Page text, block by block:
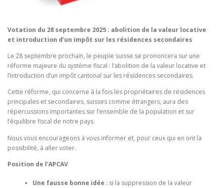
Votation du 28 septembre 2025 : abolition de la valeur locative
et introduction d’un impôt sur les résidences secondaires
Le 28 septembre prochain, le peuple suisse se prononcera sur une
réforme majeure du système fiscal : l’abolition de la valeur locative et
l’introduction d’un impôt cantonal sur les résidences secondaires.
Cette réforme, qui concerne à la fois les propriétaires de résidences
principales et secondaires, suisses comme étrangers, aura des
répercussions importantes sur l’ensemble de la population et sur
l’équilibre fiscal de notre pays.
Nous vous encourageons à vous informer et, pour ceux qui en ont la
possibilité, à aller voter.
Position de l’APCAV
Une fausse bonne idée : si la suppression de la valeur